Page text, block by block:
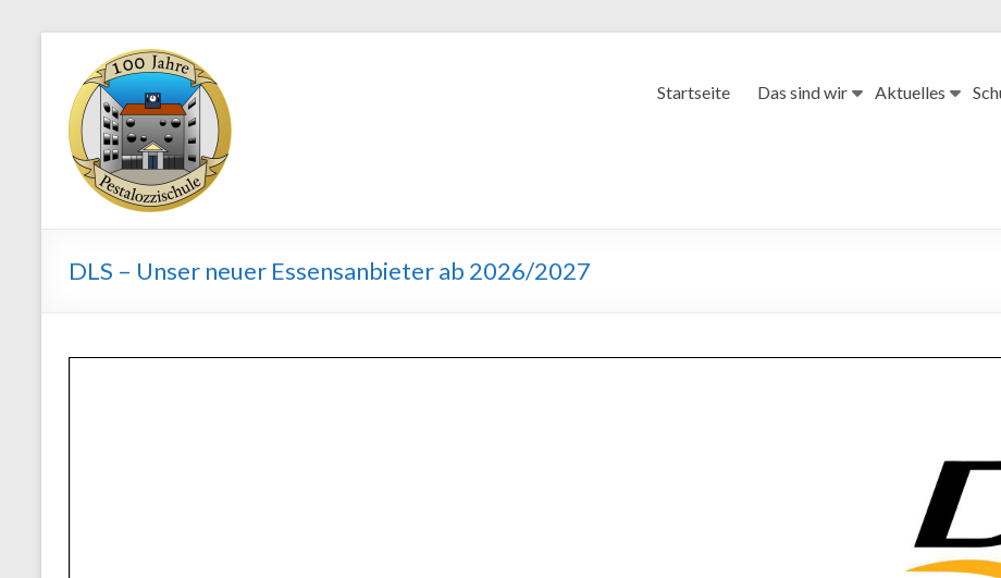
contentStaatliche
Regelschule
"Pestalozzi"
Weimar
Startseite Das sind wir Aktuelles
DLS – Unser neuer Essensanbieter ab 2026/2027